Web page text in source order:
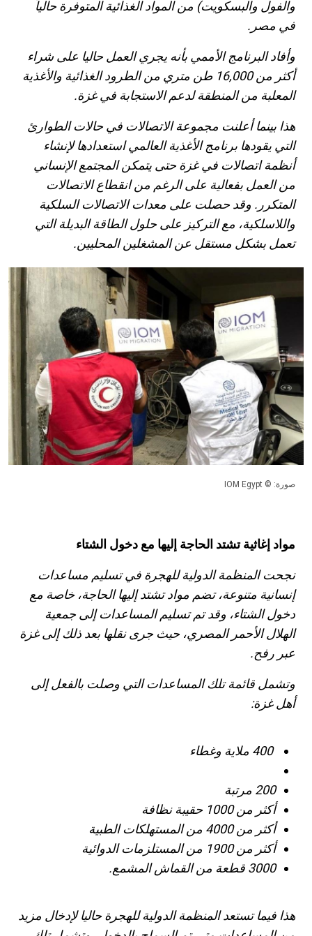
والفول والبسكويت) من المواد الغذائية المتوفرة حالياً
في مصر.
وأفاد البرنامج الأممي بأنه يجري العمل حاليا على شراء
أكثر من 16,000 طن متري من الطرود الغذائية والأغذية
المعلبة من المنطقة لدعم الاستجابة في غزة.
هذا بينما أعلنت مجموعة الاتصالات في حالات الطوارئ
التي يقودها برنامج الأغذية العالمي استعدادها لإنشاء
أنظمة اتصالات في غزة حتى يتمكن المجتمع الإنساني
من العمل بفعالية على الرغم من انقطاع الاتصالات
المتكرر. وقد حصلت على معدات الاتصالات السلكية
واللاسلكية، مع التركيز على حلول الطاقة البديلة التي
تعمل بشكل مستقل عن المشغلين المحليين.
صورة: © IOM Egypt
مواد إغاثية تشتد الحاجة إليها مع دخول الشتاء
نجحت المنظمة الدولية للهجرة في تسليم مساعدات
إنسانية متنوعة، تضم مواد تشتد إليها الحاجة، خاصة مع
دخول الشتاء، وقد تم تسليم المساعدات إلى جمعية
الهلال الأحمر المصري، حيث جرى نقلها بعد ذلك إلى غزة
عبر رفح.
وتشمل قائمة تلك المساعدات التي وصلت بالفعل إلى
أهل غزة:
400 ملاية وغطاء
200 مرتبة
أكثر من 1000 حقيبة نظافة
أكثر من 4000 من المستهلكات الطبية
أكثر من 1900 من المستلزمات الدوائية
3000 قطعة من القماش المشمع.
هذا فيما تستعد المنظمة الدولية للهجرة حاليا لإدخال مزيد